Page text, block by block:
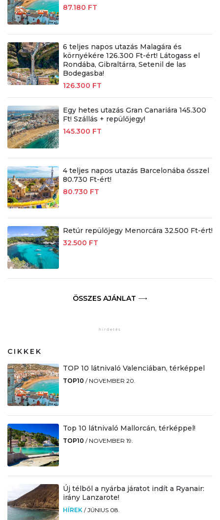
87.180 FT
6 teljes napos utazás Malagára és
környékére 126.300 Ft-ért! Látogass el
Rondába, Gibraltárra, Setenil de las
Bodegasba!
126.300 FT
Egy hetes utazás Gran Canariára 145.300
Ft! Szállás + repülőjegy!
145.300 FT
4 teljes napos utazás Barcelonába ősszel
80.730 Ft-ért!
80.730 FT
Retúr repülőjegy Menorcára 32.500 Ft-ért!
32.500 FT
ÖSSZES AJÁNLAT
CIKKEK
TOP 10 látnivaló Valenciában, térképpel
TOP10 / NOVEMBER 20.
Top 10 látnivaló Mallorcán, térképpel!
TOP10 / NOVEMBER 19.
Új télből a nyárba járatot indít a Ryanair:
irány Lanzarote!
HÍREK /JÚNIUS 08.